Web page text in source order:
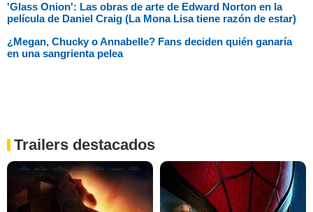
'Glass Onion': Las obras de arte de Edward Norton en la
película de Daniel Craig (La Mona Lisa tiene razón de estar)
¿Megan, Chucky o Annabelle? Fans deciden quién ganaría
en una sangrienta pelea
Trailers destacados